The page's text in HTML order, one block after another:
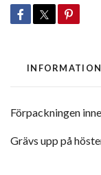
INFORMATION
Förpackningen
Grävs upp på